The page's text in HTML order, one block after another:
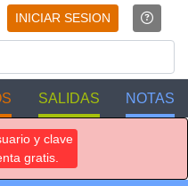
INICIAR SESION
SALIDAS NOTAS
y clave
gratis.